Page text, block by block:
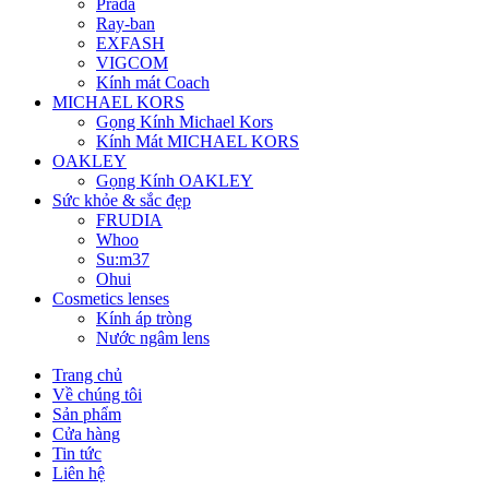
Ray-ban
EXFASH
VIGCOM
Kính mát Coach
MICHAEL KORS
Gọng Kính Michael Kors
Kính Mát MICHAEL KORS
OAKLEY
Gọng Kính OAKLEY
Sức khỏe & sắc đẹp
FRUDIA
Whoo
Su:m37
Ohui
Cosmetics lenses
Kính áp tròng
Nước ngâm lens
Trang chủ
Về chúng tôi
Sản phẩm
Cửa hàng
Tin tức
Liên hệ